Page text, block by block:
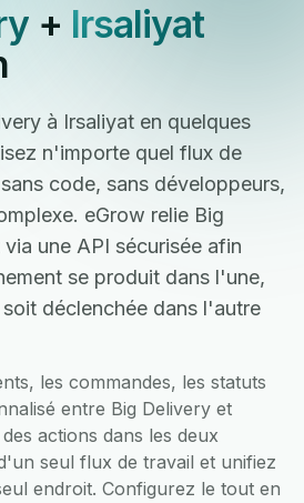
+ Irsaliyat
à Irsaliyat en quelques
n'importe quel flux de
code, sans développeurs,
eGrow relie Big
une API sécurisée afin
se produit dans l'une,
déclenchée dans l'autre
les commandes, les statuts
entre Big Delivery et
actions dans les deux
seul flux de travail et unifiez
endroit. Configurez le tout en